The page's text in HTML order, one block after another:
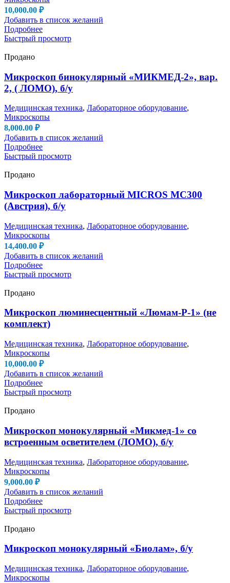
10,000.00 ₽
Добавить в список желаний
Подробнее
Быстрый просмотр
Продано
Микроскоп бинокулярный «МИКМЕД-2», вар.
2, ( ЛОМО), б/у
Медицинская техника, Лабораторное оборудование,
Микроскопы
8,000.00 ₽
Добавить в список желаний
Подробнее
Быстрый просмотр
Продано
Микроскоп лабораторный MICROS MC300
(Австрия), б/у
Медицинская техника, Лабораторное оборудование,
Микроскопы
14,400.00 ₽
Добавить в список желаний
Подробнее
Быстрый просмотр
Продано
Микроскоп люминесцентный «Люмам-Р-1» (не
комплект)
Медицинская техника, Лабораторное оборудование,
Микроскопы
10,000.00 ₽
Добавить в список желаний
Подробнее
Быстрый просмотр
Продано
Микроскоп монокулярный «Микмед-1» со
встроенным осветителем (ЛОМО), б/у
Медицинская техника, Лабораторное оборудование,
Микроскопы
9,000.00 ₽
Добавить в список желаний
Подробнее
Быстрый просмотр
Продано
Микроскоп монокулярный «Биолам», б/у
Медицинская техника, Лабораторное оборудование,
Микроскопы